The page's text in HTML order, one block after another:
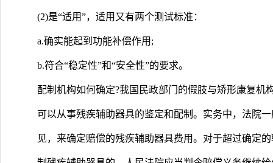
(2)是“适用”，适用又有两个测试标准：
a.确实能起到功能补偿作用;
b.符合“稳定性”和“安全性”的要求。
配制机构如何确定?我国民政部门的假肢与矫形康复机
可以从事残疾辅助器具的鉴定和配制。实务中，法院
见，来确定赔偿的残疾辅助器具费用。对于超过确定